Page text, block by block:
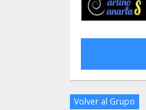
Volver al Grupo